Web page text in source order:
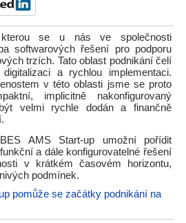
se u nás ve společnosti
softwarových řešení pro podporu
trzích. Tato oblast podnikání čelí
a rychlou implementaci.
v této oblasti jsme se proto
implicitně nakonfigurovaný
velmi rychle dodán a finančně
AMS Start-up umožní pořídit
a dále konfigurovatelné řešení
v krátkém časovém horizontu,
podmínek.
pomůže se začátky podnikání na